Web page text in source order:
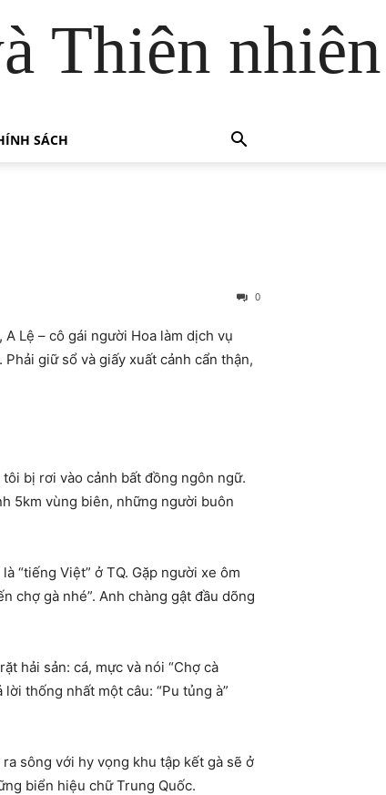
Thiên nhiên
SÁCH
0
Lệ – cô gái người Hoa làm dịch vụ
giữ sổ và giấy xuất cảnh cẩn thận,
bị rơi vào cảnh bất đồng ngôn ngữ.
5km vùng biên, những người buôn
“tiếng Việt” ở TQ. Gặp người xe ôm
chợ gà nhé”. Anh chàng gật đầu dõng
hải sản: cá, mực và nói “Chợ cà
thống nhất một câu: “Pu tủng à”
sông với hy vọng khu tập kết gà sẽ ở
biển hiệu chữ Trung Quốc.